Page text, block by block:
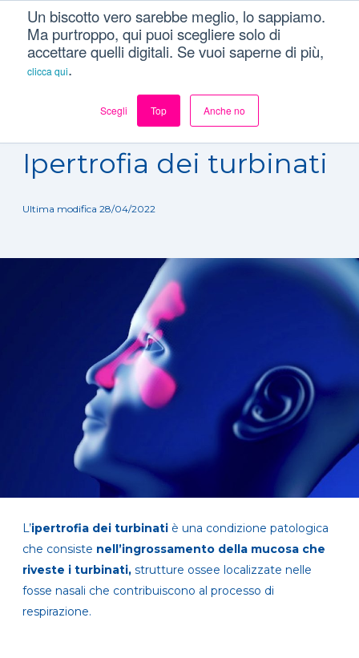
Un biscotto vero sarebbe meglio, lo sappiamo.
Ma purtroppo, qui puoi scegliere solo di
accettare quelli digitali. Se vuoi saperne di più,
clicca qui.
Scegli Top Anche no
Patologie/ Ipertrofia dei turbinati
Ipertrofia dei turbinati
Ultima modifica 28/04/2022
L’ipertrofia dei turbinati è una condizione patologica
che consiste nell’ingrossamento della mucosa che
riveste i turbinati, strutture ossee localizzate nelle
fosse nasali che contribuiscono al processo di
respirazione.